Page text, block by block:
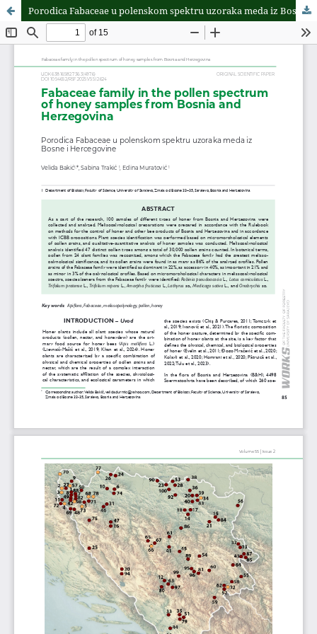
Porodica Fabaceae u polenskom spektru uzoraka meda iz Bosne i Hercegovine